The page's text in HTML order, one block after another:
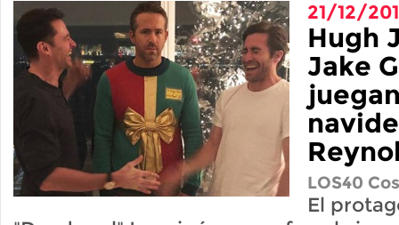
21/12/
Hugh
Jake
LOS40
El